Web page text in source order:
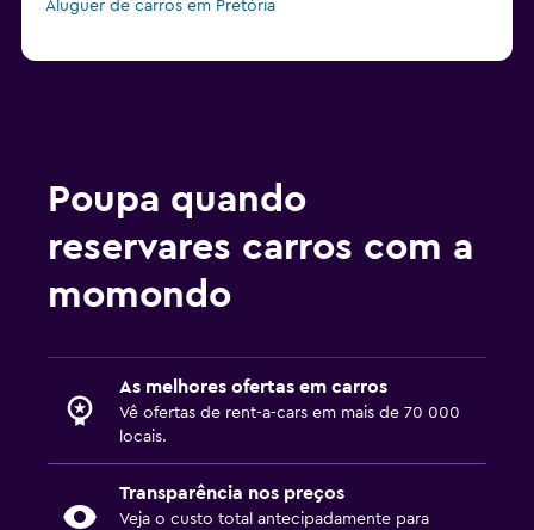
Aluguer de carros em Pretória
Poupa quando
reservares carros com a
momondo
As melhores ofertas em carros
Vê ofertas de rent-a-cars em mais de 70 000
locais.
Transparência nos preços
Veja o custo total antecipadamente para